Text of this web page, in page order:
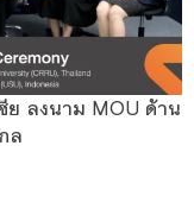
ลงนาม MOU ด้าน
ล